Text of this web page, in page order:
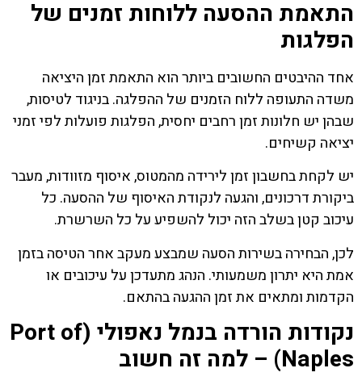
התאמת ההסעה ללוחות זמנים של
הפלגות
אחד ההיבטים החשובים ביותר הוא התאמת זמן היציאה
משדה התעופה ללוח הזמנים של ההפלגה. בניגוד לטיסות,
שבהן יש חלונות זמן רחבים יחסית, הפלגות פועלות לפי זמני
יציאה קשיחים.
יש לקחת בחשבון זמן לירידה מהמטוס, איסוף מזוודות, מעבר
ביקורת דרכונים, והגעה לנקודת האיסוף של ההסעה. כל
עיכוב קטן בשלב הזה יכול להשפיע על כל השרשרת.
לכן, הבחירה בשירות הסעה שמבצע מעקב אחר הטיסה בזמן
אמת היא יתרון משמעותי. הנהג מתעדכן על עיכובים או
הקדמות ומתאים את זמן ההגעה בהתאם.
נקודות הורדה בנמל נאפולי (Port of
Naples) – למה זה חשוב